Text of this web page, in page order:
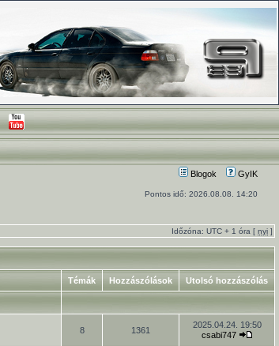
Blogok GyIK
Pontos idő: 2026.08.08. 14:20
Időzóna: UTC + 1 óra [ nyi ]
Témák Hozzászólások Utolsó hozzászólás
8 1361
2025.04.24. 19:50
csabi747